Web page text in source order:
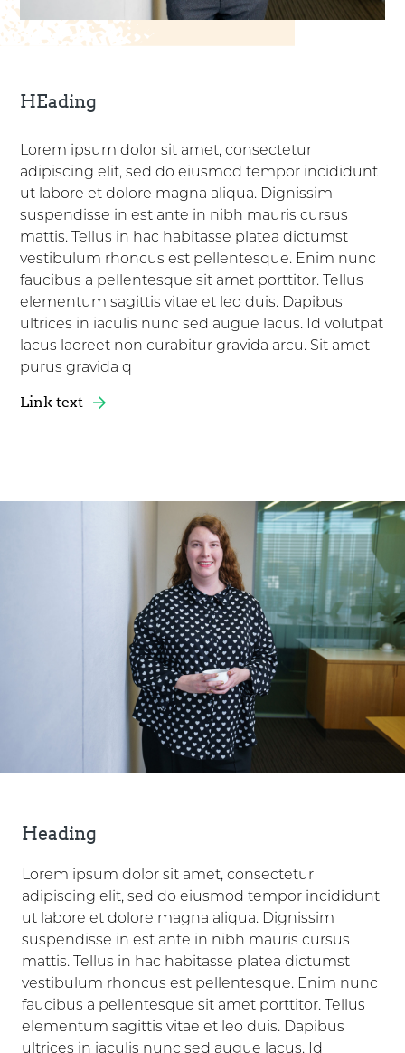
HEading
Lorem ipsum dolor sit amet, consectetur
adipiscing elit, sed do eiusmod tempor incididunt
ut labore et dolore magna aliqua. Dignissim
suspendisse in est ante in nibh mauris cursus
mattis. Tellus in hac habitasse platea dictumst
vestibulum rhoncus est pellentesque. Enim nunc
faucibus a pellentesque sit amet porttitor. Tellus
elementum sagittis vitae et leo duis. Dapibus
ultrices in iaculis nunc sed augue lacus. Id volutpat
lacus laoreet non curabitur gravida arcu. Sit amet
purus gravida q
Link text
Heading
Lorem ipsum dolor sit amet, consectetur
adipiscing elit, sed do eiusmod tempor incididunt
ut labore et dolore magna aliqua. Dignissim
suspendisse in est ante in nibh mauris cursus
mattis. Tellus in hac habitasse platea dictumst
vestibulum rhoncus est pellentesque. Enim nunc
faucibus a pellentesque sit amet porttitor. Tellus
elementum sagittis vitae et leo duis. Dapibus
ultrices in iaculis nunc sed augue lacus. Id